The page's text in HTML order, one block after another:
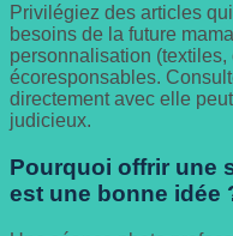
Privilégiez des articles
besoins de la future
personnalisation
écoresponsables.
directement avec elle
judicieux.
Pourquoi offrir une
est une bonne idée